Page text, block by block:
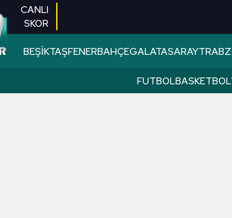
CANLI
SKOR
BEŞİKTAŞFENERBAHÇEGALATASARAY
FUTBOLBASKETBOL